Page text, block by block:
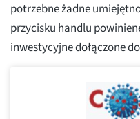
potrzebne żadne
przycisku handlu
inwestycyjne dołączone